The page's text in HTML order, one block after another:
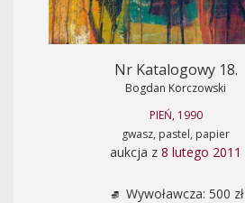
Nr Katalogowy 18.
Bogdan Korczowski
PIEŃ, 1990
gwasz, pastel, papier
aukcja z 8 lutego 2011
Wywoławcza: 500 zł